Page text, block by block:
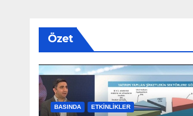
Özet
BASINDA ETKINLIKLER